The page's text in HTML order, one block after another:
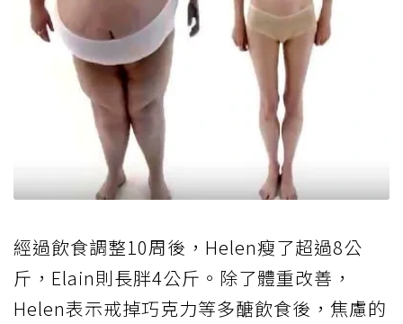
經過飲食調整10周後，Helen瘦了超過8公
斤，Elain則長胖4公斤。除了體重改善，
Helen表示戒掉巧克力等多醣飲食後，焦慮的